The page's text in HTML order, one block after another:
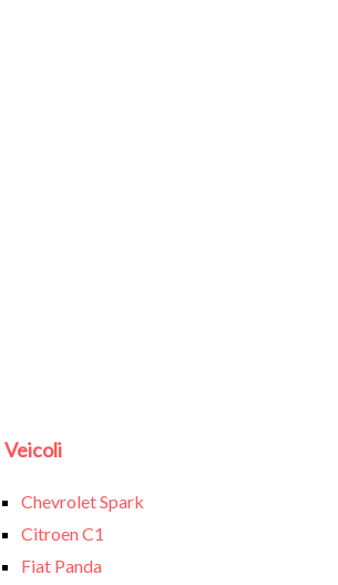
Veicoli
Chevrolet Spark
Citroen C1
Fiat Panda